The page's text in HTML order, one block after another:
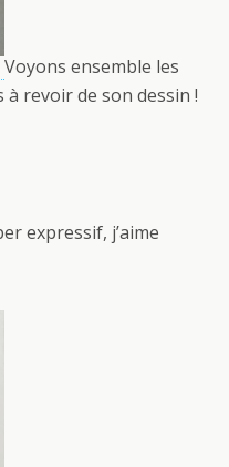
Voyons ensemble les
revoir de son dessin !
expressif, j’aime